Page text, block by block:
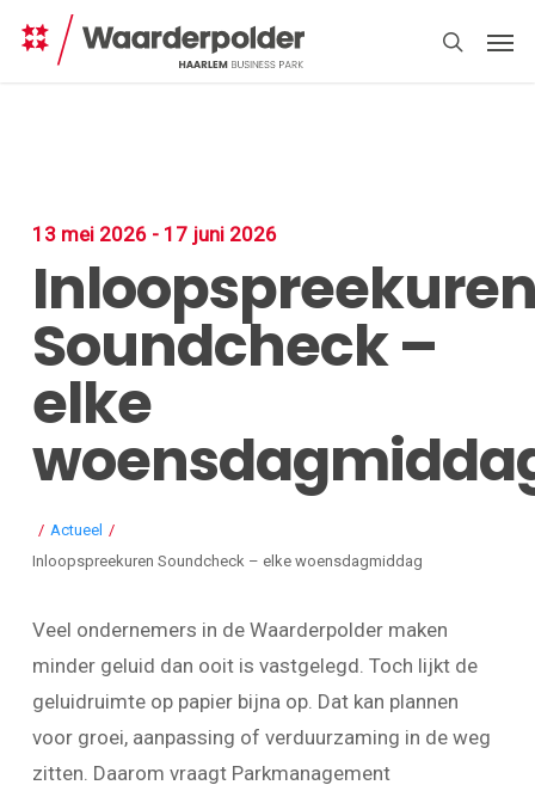
search
13 mei 2026 - 17 juni 2026
Soundcheck –
elke
/ Actueel /
Inloopspreekuren Soundcheck – elke woensdagmiddag
Veel ondernemers in de Waarderpolder maken
minder geluid dan ooit is vastgelegd. Toch lijkt de
geluidruimte op papier bijna op. Dat kan plannen
voor groei, aanpassing of verduurzaming in de weg
zitten. Daarom vraagt Parkmanagement
Direct
regelen